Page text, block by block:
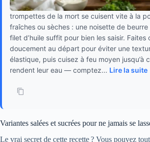
trompettes de la mort se cuisent vite à la
fraîches ou sèches : une noisette de beurre
filet d’huile suffit pour bien les saisir. Faites
doucement au départ pour éviter une
élastique, puis cuisez à feu moyen jusqu’à
rendent leur eau — comptez... Lire la suite
Variantes salées et sucrées pour ne jamais se
Le vrai secret de cette recette ? Vous pouvez